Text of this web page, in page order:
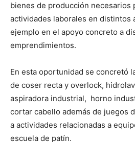
bienes de producción necesarios
actividades laborales en distintos
ejemplo en el apoyo concreto a
emprendimientos.
En esta oportunidad se concretó
de coser recta y overlock,
aspiradora industrial, horno
cortar cabello además de juegos
a actividades relacionadas a
escuela de patín.